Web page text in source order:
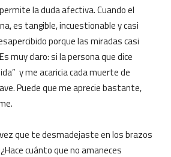
la duda afectiva. Cuando el
es tangible, incuestionable y casi
porque las miradas casi
muy claro: si la persona que dice
y me acaricia cada muerte de
Puede que me aprecie bastante,
que te desmadejaste en los brazos
cuánto que no amaneces